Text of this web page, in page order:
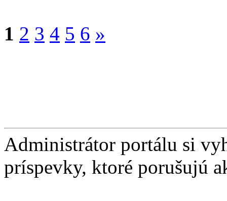
1 2 3 4 5 6 »
Administrátor portálu si
príspevky, ktoré porušujú